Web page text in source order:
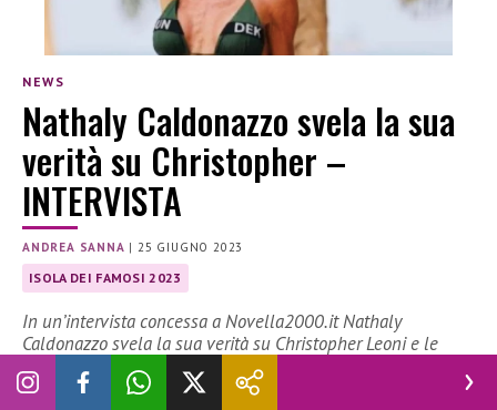
NEWS
Nathaly Caldonazzo svela la sua
verità su Christopher –
INTERVISTA
ANDREA SANNA | 25 GIUGNO 2023
ISOLA DEI FAMOSI 2023
In un’intervista concessa a Novella2000.it Nathaly
Caldonazzo svela la sua verità su Christopher Leoni e le
accuse ricevute